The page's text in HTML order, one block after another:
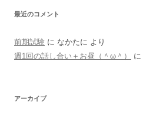
最近のコメント
前期試験 に なかたに より
週1回の話し合い＋お昼（＾ω＾）
に
アーカイブ